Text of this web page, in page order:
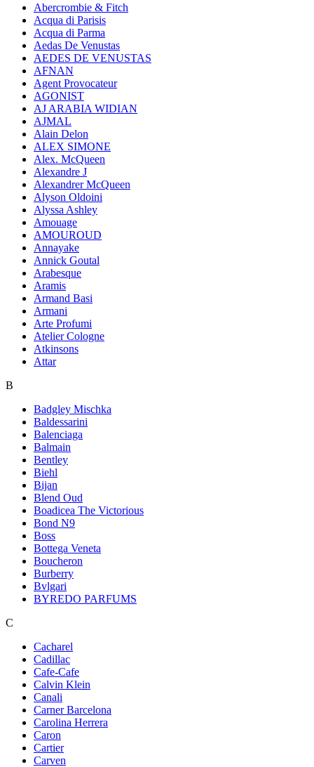
Abercrombie & Fitch
Acqua di Parisis
Acqua di Parma
Aedas De Venustas
AEDES DE VENUSTAS
AFNAN
Agent Provocateur
AGONIST
AJ ARABIA WIDIAN
AJMAL
Alain Delon
ALEX SIMONE
Alex. McQueen
Alexandre J
Alexandrer McQueen
Alyson Oldoini
Alyssa Ashley
Amouage
AMOUROUD
Annayake
Annick Goutal
Arabesque
Aramis
Armand Basi
Armani
Arte Profumi
Atelier Cologne
Atkinsons
Attar
B
Badgley Mischka
Baldessarini
Balenciaga
Balmain
Bentley
Biehl
Bijan
Blend Oud
Boadicea The Victorious
Bond N9
Boss
Bottega Veneta
Boucheron
Burberry
Bvlgari
BYREDO PARFUMS
C
Cacharel
Cadillac
Cafe-Cafe
Calvin Klein
Canali
Carner Barcelona
Carolina Herrera
Caron
Cartier
Carven